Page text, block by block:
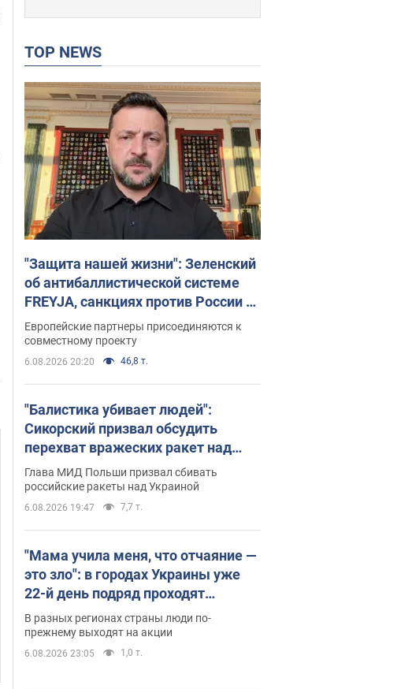
TOP NEWS
"Защита нашей жизни": Зеленский
об антибаллистической системе
FREYJA, санкциях против России и
поддержке аграриев. Видео
Европейские партнеры присоединяются к
совместному проекту
6.08.2026 20:20 46,8 т.
"Балистика убивает людей":
Сикорский призвал обсудить
перехват вражеских ракет над
Украиной
Глава МИД Польши призвал сбивать
российские ракеты над Украиной
6.08.2026 19:47 7,7 т.
"Мама учила меня, что отчаяние —
это зло": в городах Украины уже
22-й день подряд проходят
массовые митинги за
возвращение Федорова. Фото и
видео
В разных регионах страны люди по-
прежнему выходят на акции
6.08.2026 23:05 1,0 т.